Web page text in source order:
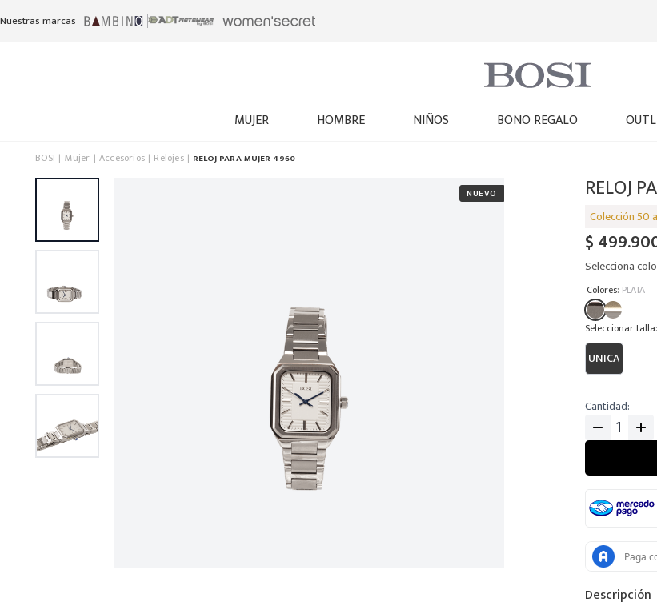
Nuestras marcas
MUJER HOMBRE NIÑOS BONO REGALO
BOSI Mujer Accesorios Relojes RELOJ PARA MUJER 4960
RELOJ
$499.
Selecciona
Colores: PLATA
:
UNICA
Cantidad
Descripción